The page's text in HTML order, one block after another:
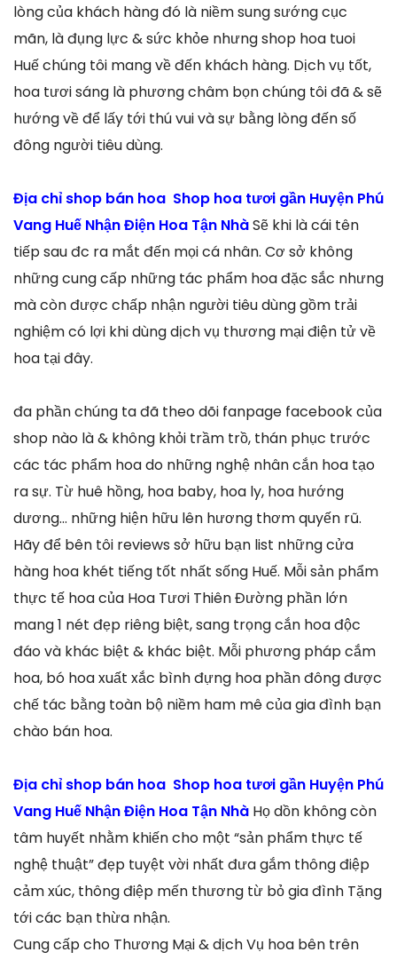
lòng của khách hàng đó là niềm sung sướng cục
mãn, là đụng lực & sức khỏe nhưng shop hoa tuoi
Huế chúng tôi mang về đến khách hàng. Dịch vụ tốt,
hoa tươi sáng là phương châm bọn chúng tôi đã & sẽ
hướng về để lấy tới thú vui và sự bằng lòng đến số
đông người tiêu dùng.
Địa chỉ shop bán hoa Shop hoa tươi gần Huyện Phú
Vang Huế Nhận Điện Hoa Tận NhàSẽ khi là cái tên
tiếp sau đc ra mắt đến mọi cá nhân. Cơ sở không
những cung cấp những tác phẩm hoa đặc sắc nhưng
mà còn được chấp nhận người tiêu dùng gồm trải
nghiệm có lợi khi dùng dịch vụ thương mại điện tử về
hoa tại đây.
đa phần chúng ta đã theo dõi fanpage facebook của
shop nào là & không khỏi trầm trồ, thán phục trước
các tác phẩm hoa do những nghệ nhân cắn hoa tạo
ra sự. Từ huê hồng, hoa baby, hoa ly, hoa hướng
dương… những hiện hữu lên hương thơm quyến rũ.
Hãy để bên tôi reviews sở hữu bạn list những cửa
hàng hoa khét tiếng tốt nhất sống Huế. Mỗi sản phẩm
thực tế hoa của Hoa Tươi Thiên Đường phần lớn
mang 1 nét đẹp riêng biệt, sang trọng cắn hoa độc
đáo và khác biệt & khác biệt. Mỗi phương pháp cắm
hoa, bó hoa xuất xắc bình đựng hoa phần đông được
chế tác bằng toàn bộ niềm ham mê của gia đình bạn
chào bán hoa.
Địa chỉ shop bán hoa Shop hoa tươi gần Huyện Phú
Vang Huế Nhận Điện Hoa Tận Nhà Họ dồn không còn
tâm huyết nhằm khiến cho một “sản phẩm thực tế
nghệ thuật” đẹp tuyệt vời nhất đưa gắm thông điệp
cảm xúc, thông điệp mến thương từ bỏ gia đình Tặng
tới các bạn thừa nhận.
Cung cấp cho Thương Mại & dịch Vụ hoa bên trên